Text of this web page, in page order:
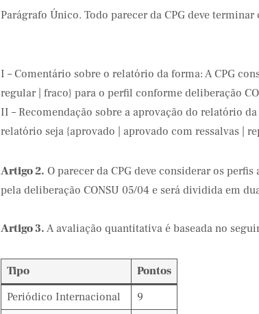
Parágrafo Único. Todo parecer da CPG deve terminar
I – Comentário sobre o relatório da forma: A CPG
regular | fraco} para o perfil conforme deliberação
II – Recomendação sobre a aprovação do relatório
relatório seja {aprovado | aprovado com ressalvas |
Artigo 2. O parecer da CPG deve considerar os
pela deliberação CONSU 05/04 e será dividida em
Artigo 3. A avaliação quantitativa é baseada no
Tipo
Pontos
Periódico Internacional
9